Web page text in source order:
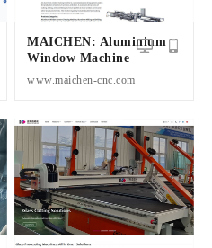
MAICHEN: Aluminium
Window Machine
www.maichen-cnc.com